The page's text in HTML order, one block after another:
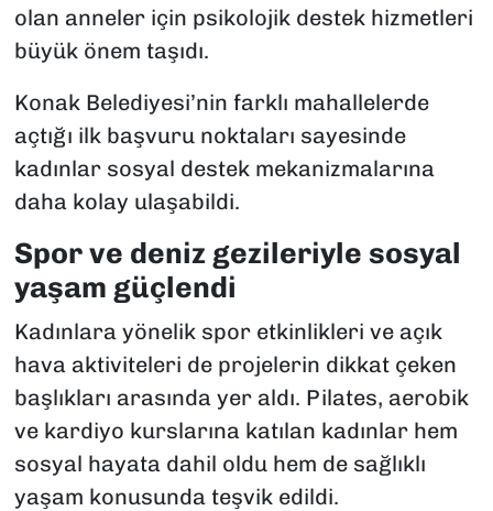
olan anneler için psikolojik destek hizmetleri
büyük önem taşıdı.
Konak Belediyesi’nin farklı mahallelerde
açtığı ilk başvuru noktaları sayesinde
kadınlar sosyal destek mekanizmalarına
daha kolay ulaşabildi.
Spor ve deniz gezileriyle sosyal
yaşam güçlendi
Kadınlara yönelik spor etkinlikleri ve açık
hava aktiviteleri de projelerin dikkat çeken
başlıkları arasında yer aldı. Pilates, aerobik
ve kardiyo kurslarına katılan kadınlar hem
sosyal hayata dahil oldu hem de sağlıklı
yaşam konusunda teşvik edildi.